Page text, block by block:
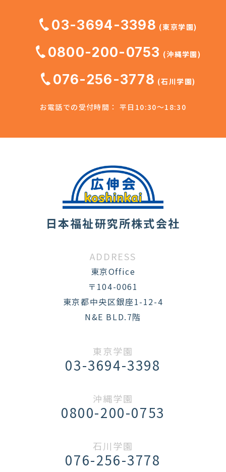
03-3694-3398 (東京学園)
0800-200-0753 (沖縄学園)
076-256-3778 (石川学園)
お電話での受付時間： 平日10:30～18:30
日本福祉研究所株式会社
ADDRESS
東京Office
〒104-0061
東京都中央区銀座1-12-4
N&E BLD.7階
東京学園
03-3694-3398
沖縄学園
0800-200-0753
石川学園
076-256-3778